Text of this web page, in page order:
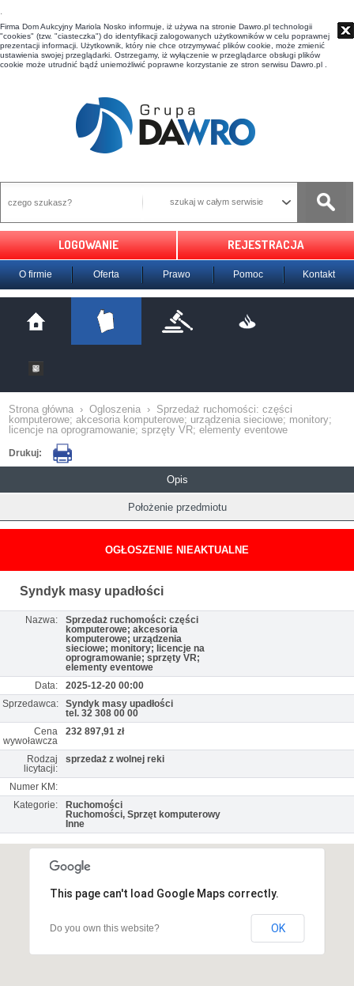
t
Firma Dom Aukcyjny Mariola Nosko informuje, iż używa na stronie Dawro.pl technologii
"cookies" (tzw. "ciasteczka") do identyfikacji zalogowanych użytkowników w celu poprawnej
prezentacji informacji. Użytkownik, który nie chce otrzymywać plików cookie, może zmienić
ustawienia swojej przeglądarki. Ostrzegamy, iż wyłączenie w przeglądarce obsługi plików
cookie może utrudnić bądź uniemożliwić poprawne korzystanie ze stron serwisu Dawro.pl .
szukaj w całym serwisie
LOGOWANIE REJESTRACJA
O firmie Oferta Prawo Pomoc Kontakt
Strona główna › Ogloszenia › Sprzedaż ruchomości: części
komputerowe; akcesoria komputerowe; urządzenia sieciowe; monitory;
licencje na oprogramowanie; sprzęty VR; elementy eventowe
Drukuj:
Opis
Położenie przedmiotu
OGŁOSZENIE NIEAKTUALNE
Syndyk masy upadłości
Nazwa:
Sprzedaż ruchomości: części
komputerowe; akcesoria
komputerowe; urządzenia
sieciowe; monitory; licencje na
oprogramowanie; sprzęty VR;
elementy eventowe
Data:
2025-12-20 00:00
Sprzedawca:
Syndyk masy upadłości
tel. 32 308 00 00
Cena
wywoławcza
232 897,91 zł
Rodzaj
licytacji:
sprzedaż z wolnej reki
Numer KM:
Kategorie:
Ruchomości
Ruchomości, Sprzęt komputerowy
Inne
This page can't load Google Maps correctly.
Do you own this website? OK